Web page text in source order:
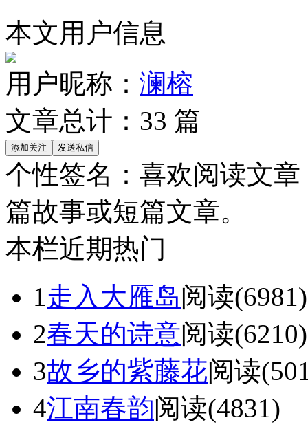
本文用户信息
用户昵称： 澜榕
文章总计： 33 篇
个性签名： 喜欢阅读文
篇故事或短篇文章。
本栏近期热门
1走入大雁岛阅读(6981)
2春天的诗意阅读(6210)
3故乡的紫藤花阅读
4江南春韵阅读(4831)